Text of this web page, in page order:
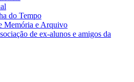
do Tempo
Memória e Arquivo
de ex-alunos e amigos da